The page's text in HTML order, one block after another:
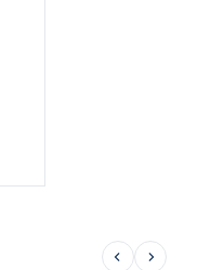
Précédent
Suivant